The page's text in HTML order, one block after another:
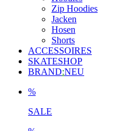
Zip Hoodies
Jacken
Hosen
Shorts
ACCESSOIRES
SKATESHOP
BRAND:NEU
%
SALE